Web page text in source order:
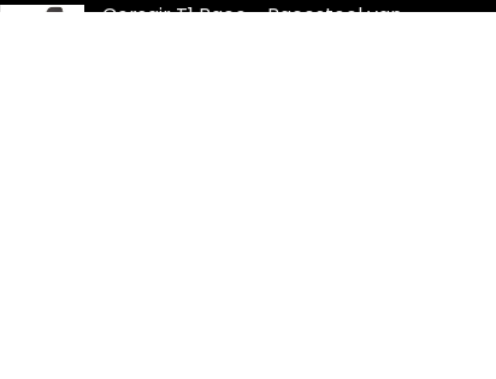
Corsair T1 Race - Racestoel van